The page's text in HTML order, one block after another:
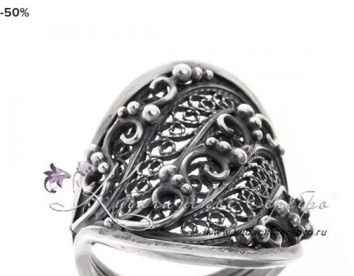
-50%